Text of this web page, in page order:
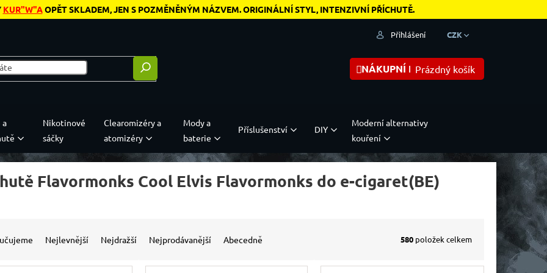
KUR"W"AOPĚT SKLADEM, JEN S POZMĚNĚNÝM NÁZVEM. ORIGINÁLNÍ STYL, INTENZIVNÍ PŘÍCHUTĚ.
CZK
Přihlášení
NÁKUPNÍ KOŠÍKPrázdný košík
a
Nikotinové
sáčky
Clearomizéry a
atomizéry
Mody a
baterie
Příslušenství DIY
Moderní alternativy
kouření
Flavormonks Cool Elvis Flavormonks do e-cigaret(BE)
Nejlevnější Nejdražší Nejprodávanější Abecedně 580 položek celkem